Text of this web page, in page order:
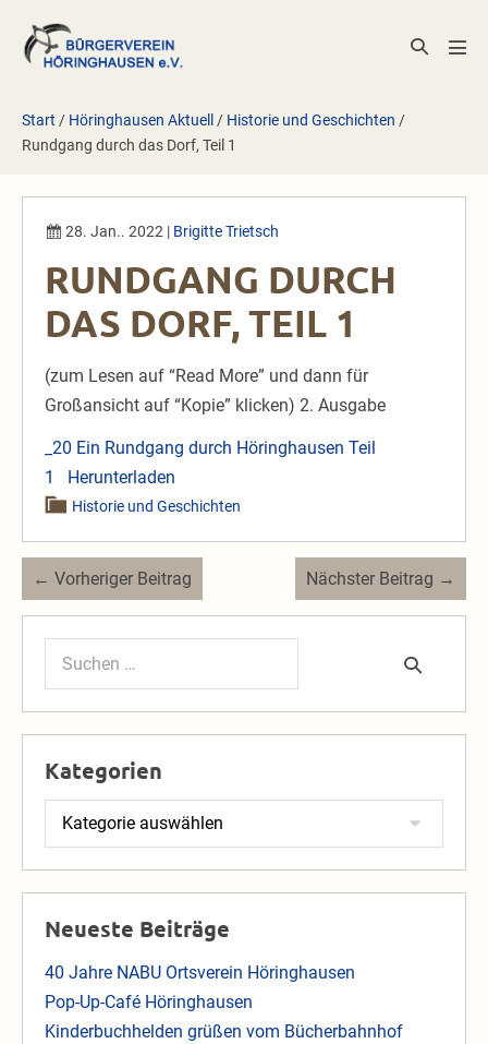
Inhalt
springen
Suche-
Start / Höringhausen Aktuell / Historie und Geschichten /
Rundgang durch das Dorf, Teil 1
28. Jan.. 2022 | Brigitte Trietsch
RUNDGANG DURCH
DAS DORF, TEIL 1
(zum Lesen auf “Read More” und dann für
Großansicht auf “Kopie” klicken) 2. Ausgabe
_20 Ein Rundgang durch Höringhausen Teil
1
Herunterladen
Historie und Geschichten
Beitragsnavigation
← Vorheriger Beitrag Nächster Beitrag →
Suchen
Kategorien
Kategorien
Neueste Beiträge
40 Jahre NABU Ortsverein Höringhausen
Pop-Up-Café Höringhausen
Kinderbuchhelden grüßen vom Bücherbahnhof